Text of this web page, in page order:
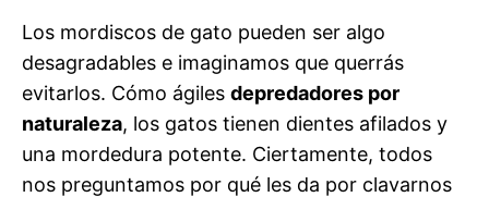
Los mordiscos de gato pueden ser algo
desagradables e imaginamos que querrás
evitarlos. Cómo ágiles depredadores por
naturaleza, los gatos tienen dientes afilados y
una mordedura potente. Ciertamente, todos
nos preguntamos por qué les da por clavarnos